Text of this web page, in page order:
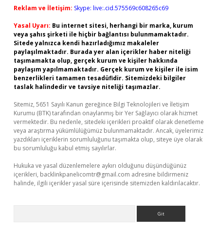
Reklam ve İletişim: Skype: live:.cid.575569c608265c69
Yasal Uyarı: Bu internet sitesi, herhangi bir marka, kurum
veya şahıs şirketi ile hiçbir bağlantısı bulunmamaktadır.
Sitede yalnızca kendi hazırladığımız makaleler
paylaşılmaktadır. Burada yer alan içerikler haber niteliği
taşımamakta olup, gerçek kurum ve kişiler hakkında
paylaşım yapılmamaktadır. Gerçek kurum ve kişiler ile isim
benzerlikleri tamamen tesadüfidir. Sitemizdeki bilgiler
taslak halindedir ve tavsiye niteliği taşımazlar.
Sitemiz, 5651 Sayılı Kanun gereğince Bilgi Teknolojileri ve İletişim
Kurumu (BTK) tarafından onaylanmış bir Yer Sağlayıcı olarak hizmet
vermektedir. Bu nedenle, sitedeki içerikleri proaktif olarak denetleme
veya araştırma yükümlülüğümüz bulunmamaktadır. Ancak, üyelerimiz
yazdıkları içeriklerin sorumluluğunu taşımakta olup, siteye üye olarak
bu sorumluluğu kabul etmiş sayılırlar.
Hukuka ve yasal düzenlemelere aykırı olduğunu düşündüğünüz
içerikleri, backlinkpanelicomtr@gmail.com adresine bildirmeniz
halinde, ilgili içerikler yasal süre içerisinde sitemizden kaldırılacaktır.